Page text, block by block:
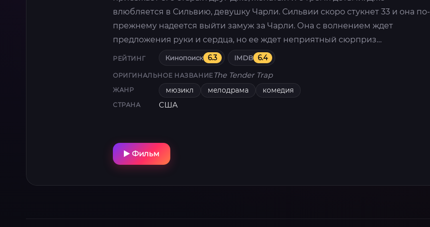
влюбляется в Сильвию, девушку Чарли. Сильвии скоро стукнет 33 и она по-
прежнему надеется выйти замуж за Чарли. Она с волнением ждет
предложения руки и сердца, но ее ждет неприятный сюрприз…
РЕЙТИНГ Кинопоиск 6.3 IMDB 6.4
ОРИГИНАЛЬНОЕ НАЗВАНИЕ The Tender Trap
ЖАНР мюзикл мелодрама комедия
СТРАНА США
Фильм